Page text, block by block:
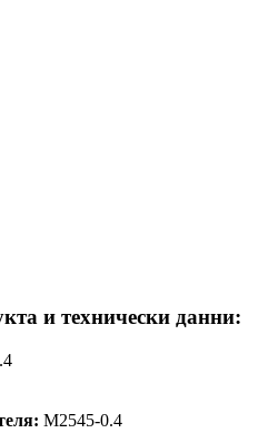
и технически данни:
M2545-0.4